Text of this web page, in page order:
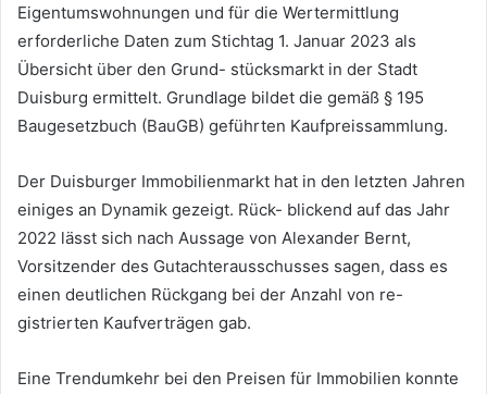
Eigentumswohnungen und für die Wertermittlung
erforderliche Daten zum Stichtag 1. Januar 2023 als
Übersicht über den Grund- stücksmarkt in der Stadt
Duisburg ermittelt. Grundlage bildet die gemäß § 195
Baugesetzbuch (BauGB) geführten Kaufpreissammlung.
Der Duisburger Immobilienmarkt hat in den letzten Jahren
einiges an Dynamik gezeigt. Rück- blickend auf das Jahr
2022 lässt sich nach Aussage von Alexander Bernt,
Vorsitzender des Gutachterausschusses sagen, dass es
einen deutlichen Rückgang bei der Anzahl von re-
gistrierten Kaufverträgen gab.
Eine Trendumkehr bei den Preisen für Immobilien konnte